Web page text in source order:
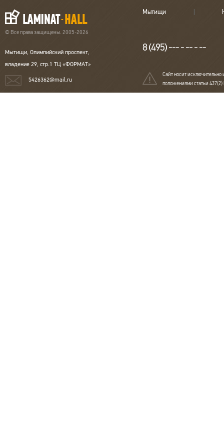
© Все права защищены. 2005-2026
Мытищи, Олимпийский проспект,
владение 29, стр.1 ТЦ «ФОРМАТ»
5426362@mail.ru
Мытищи
8 (495) --- - -- - --
Сайт носит исключительно
положениями статьи